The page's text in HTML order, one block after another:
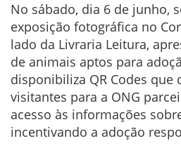
No sábado, dia 6 de junho,
exposição fotográfica no
lado da Livraria Leitura,
de animais aptos para
disponibiliza QR Codes que
visitantes para a ONG
acesso às informações
incentivando a adoção